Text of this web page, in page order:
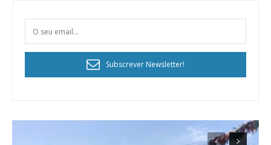
Subscrever Newsletter!